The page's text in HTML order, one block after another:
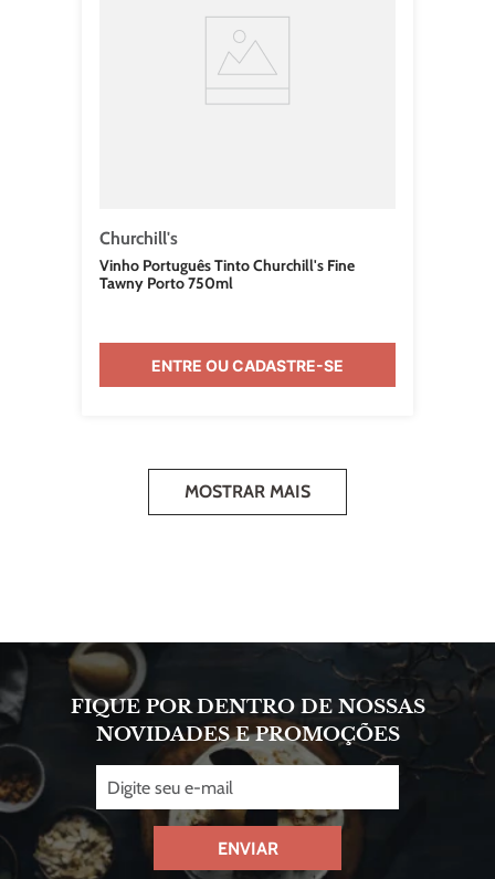
Churchill's
Vinho Português Tinto Churchill's Fine
Tawny Porto 750ml
ENTRE OU CADASTRE-SE
MOSTRAR MAIS
FIQUE POR DENTRO DE NOSSAS
NOVIDADES E PROMOÇÕES
ENVIAR